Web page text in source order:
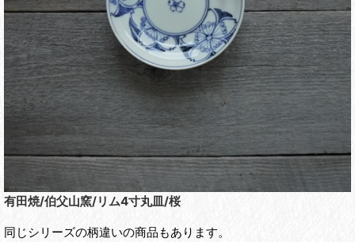
有田焼/伯父山窯/リム4寸丸皿/桜
同じシリーズの柄違いの商品もあります。